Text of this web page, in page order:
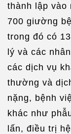
thành lập vào
700 giường
trong đó có
lý và các
các dịch vụ
thường và
nặng, bệnh
khác như
lấn, điều trị